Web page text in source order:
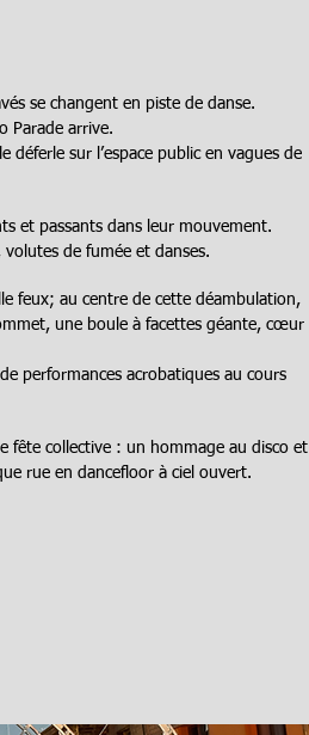
se changent en piste de danse.
Parade arrive.
déferle sur l’espace public en vagues de
et passants dans leur mouvement.
de fumée et danses.
feux; au centre de cette déambulation,
une boule à facettes géante, cœur
performances acrobatiques au cours
fête collective : un hommage au disco et
rue en dancefloor à ciel ouvert.